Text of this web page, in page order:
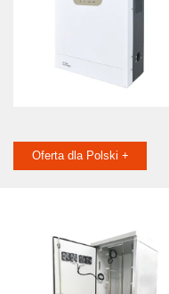
Oferta dla Polski +